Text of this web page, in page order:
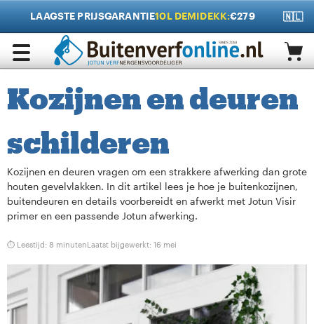
LAAGSTE PRIJSGARANTIE10L DEMIDEKK:€279 🇳🇱
Kozijnen en deuren
schilderen
Kozijnen en deuren vragen om een strakkere afwerking dan grote
houten gevelvlakken. In dit artikel lees je hoe je buitenkozijnen,
buitendeuren en details voorbereidt en afwerkt met Jotun Visir
primer en een passende Jotun afwerking.
⏱ Leestijd: 8 minutenLaatst bijgewerkt: 16 mei